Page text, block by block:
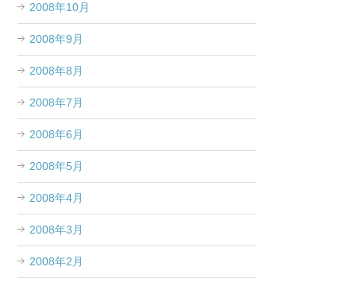
2008年10月
2008年9月
2008年8月
2008年7月
2008年6月
2008年5月
2008年4月
2008年3月
2008年2月